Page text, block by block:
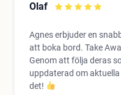
Olaf
Agnes erbjuder en
att boka bord. Take
Genom att följa deras
uppdaterad om
det!